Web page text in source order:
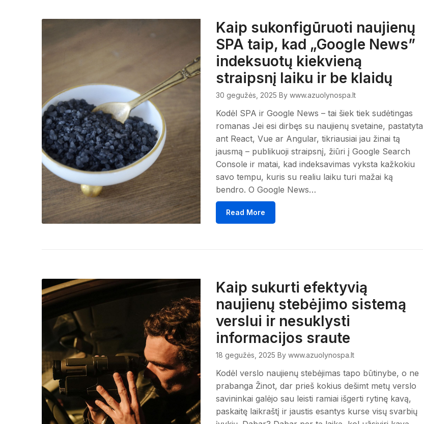
Kaip sukonfigūruoti naujienų
SPA taip, kad „Google News”
indeksuotų kiekvieną
straipsnį laiku ir be klaidų
30 gegužės, 2025 By www.azuolynospa.lt
Kodėl SPA ir Google News – tai šiek tiek sudėtingas
romanas Jei esi dirbęs su naujienų svetaine, pastatyta
ant React, Vue ar Angular, tikriausiai jau žinai tą
jausmą – publikuoji straipsnį, žiūri į Google Search
Console ir matai, kad indeksavimas vyksta kažkokiu
savo tempu, kuris su realiu laiku turi mažai ką
bendro. O Google News…
Read More
Kaip sukurti efektyvią
naujienų stebėjimo sistemą
verslui ir nesuklysti
informacijos sraute
18 gegužės, 2025 By www.azuolynospa.lt
Kodėl verslo naujienų stebėjimas tapo būtinybe, o ne
prabanga Žinot, dar prieš kokius dešimt metų verslo
savininkai galėjo sau leisti ramiai išgerti rytinę kavą,
paskaitę laikraštį ir jaustis esantys kurse visų svarbių